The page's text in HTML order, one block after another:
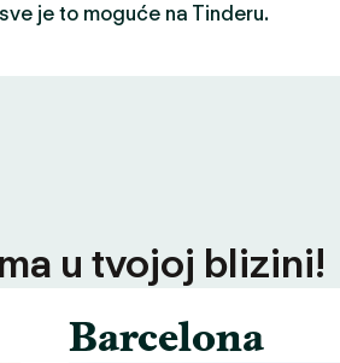
je to moguće na Tinderu.
u tvojoj blizini!
Barcelona